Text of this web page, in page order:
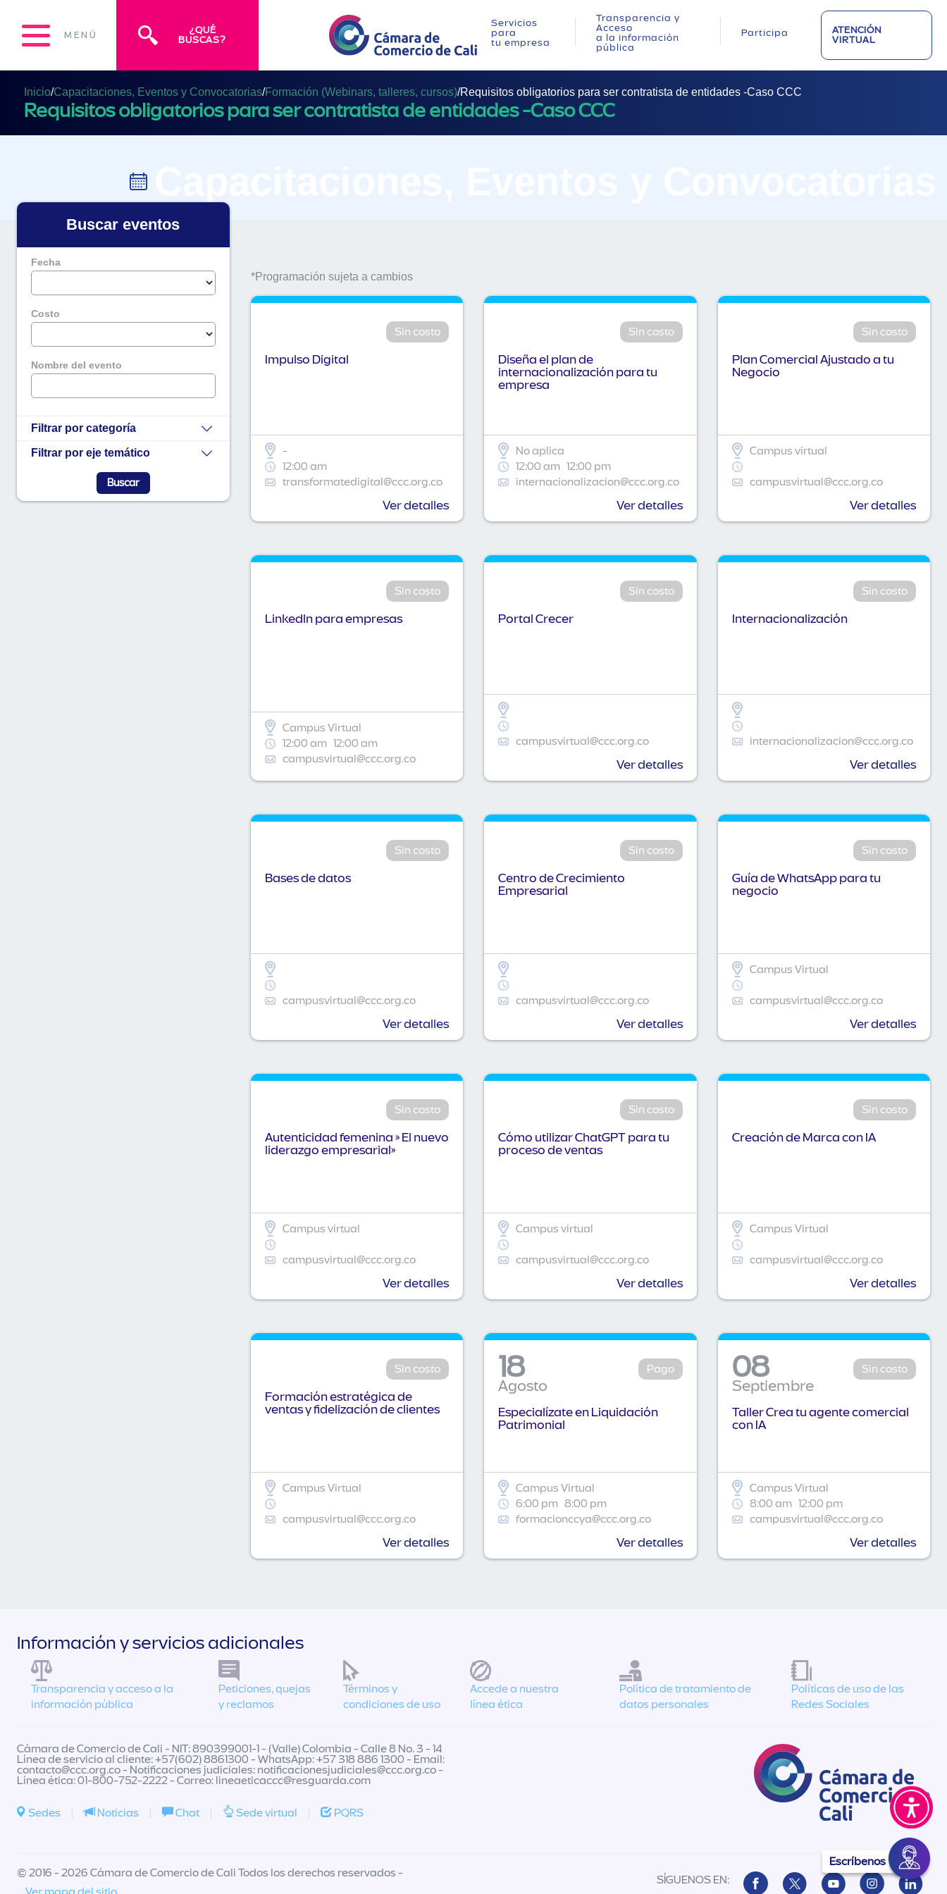
MENÚ
¿QUÉ
BUSCAS?
Servicios
para
tu empresa
Transparencia y
Acceso
a la información
pública
Participa
ATENCIÓN
VIRTUAL
Inicio/Capacitaciones, Eventos y Convocatorias/Formación (Webinars, talleres, cursos)/Requisitos obligatorios para ser contratista de entidades -Caso CCC
Requisitos obligatorios para ser contratista de entidades -Caso CCC
Buscar eventos
Fecha
Costo
Nombre del evento
Filtrar por categoría
Filtrar por eje temático
*Programación sujeta a cambios
Sin costo
Impulso Digital
-
12:00 am
transformatedigital@ccc.org.co
Ver detalles
Sin costo
Diseña el plan de
internacionalización para tu
empresa
No aplica
12:00 am 12:00 pm
internacionalizacion@ccc.org.co
Ver detalles
Sin costo
Plan Comercial Ajustado a tu
Negocio
Campus virtual
campusvirtual@ccc.org.co
Ver detalles
Sin costo
Linkedln para empresas
Campus Virtual
12:00 am 12:00 am
campusvirtual@ccc.org.co
Sin costo
Portal Crecer
campusvirtual@ccc.org.co
Ver detalles
Sin costo
Internacionalización
internacionalizacion@ccc.org.co
Ver detalles
Sin costo
Bases de datos
campusvirtual@ccc.org.co
Ver detalles
Sin costo
Centro de Crecimiento
Empresarial
campusvirtual@ccc.org.co
Ver detalles
Sin costo
Guía de WhatsApp para tu
negocio
Campus Virtual
campusvirtual@ccc.org.co
Ver detalles
Sin costo
Autenticidad femenina » El nuevo
liderazgo empresarial»
Campus virtual
campusvirtual@ccc.org.co
Ver detalles
Sin costo
Cómo utilizar ChatGPT para tu
proceso de ventas
Campus virtual
campusvirtual@ccc.org.co
Ver detalles
Sin costo
Creación de Marca con IA
Campus Virtual
campusvirtual@ccc.org.co
Ver detalles
Sin costo
Formación estratégica de
ventas y fidelización de clientes
Campus Virtual
campusvirtual@ccc.org.co
Ver detalles
18
Agosto
Pago
Especialízate en Liquidación
Patrimonial
Campus Virtual
6:00 pm 8:00 pm
formacionccya@ccc.org.co
Ver detalles
08
Septiembre
Sin costo
Taller Crea tu agente comercial
con IA
Campus Virtual
8:00 am 12:00 pm
campusvirtual@ccc.org.co
Ver detalles
Escríbenos
Información y servicios adicionales
Transparencia y acceso a la
información pública
Peticiones, quejas
y reclamos
Términos y
condiciones de uso
Accede a nuestra
línea ética
Política de tratamiento de
datos personales
Políticas de uso de las
Redes Sociales
Cámara de Comercio de Cali - NIT: 890399001-1 - (Valle) Colombia - Calle 8 No. 3 - 14
Línea de servicio al cliente: +57(602) 8861300 - WhatsApp: +57 318 886 1300 - Email:
contacto@ccc.org.co- Notificaciones judiciales: notificacionesjudiciales@ccc.org.co-
Línea ética: 01-800-752-2222 - Correo: lineaeticaccc@resguarda.com
Sedes | Noticias | Chat | Sede virtual | PQRS
© 2016 - 2026 Cámara de Comercio de Cali Todos los derechos reservados -
SÍGUENOS EN: